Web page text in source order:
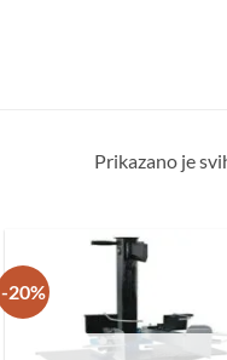
Prikazano je
-20%